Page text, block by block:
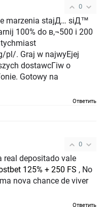
0
marzenia stajД… siД™
100% do в‚¬500 i 200
pl/. Graj w najwyЕјej
dostawcГіw o
Gotowy na
Ответить
0
real depositado vale
125% + 250 FS , No
nova chance de viver
Ответить